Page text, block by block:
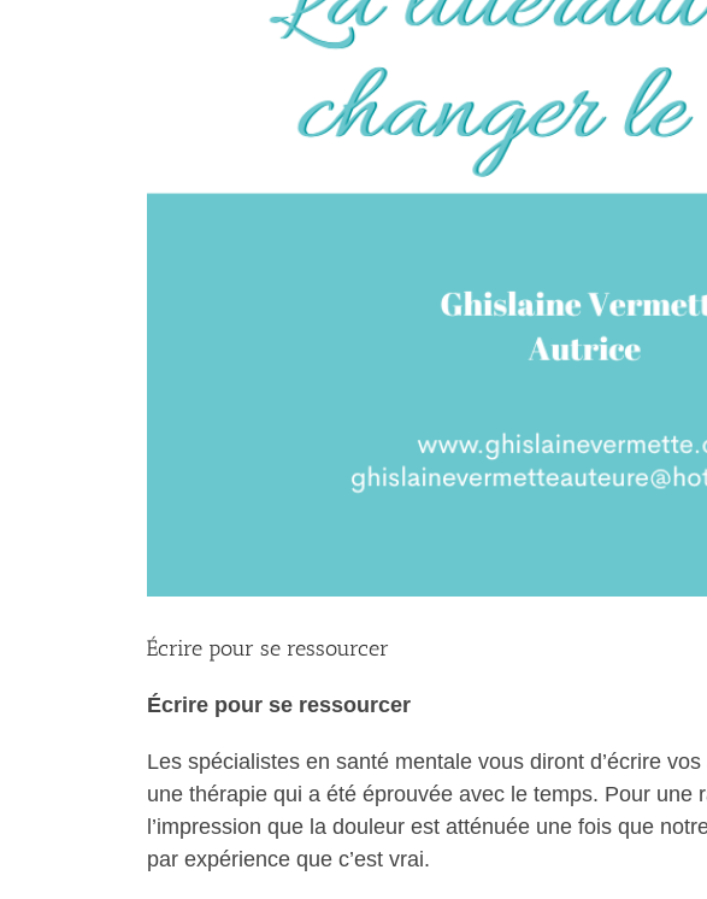
Écrire pour se ressourcer
Écrire pour se ressourcer
Les spécialistes en santé mentale vous diront d’écrire
une thérapie qui a été éprouvée avec le temps. Pour
l’impression que la douleur est atténuée une fois que
par expérience que c’est vrai.